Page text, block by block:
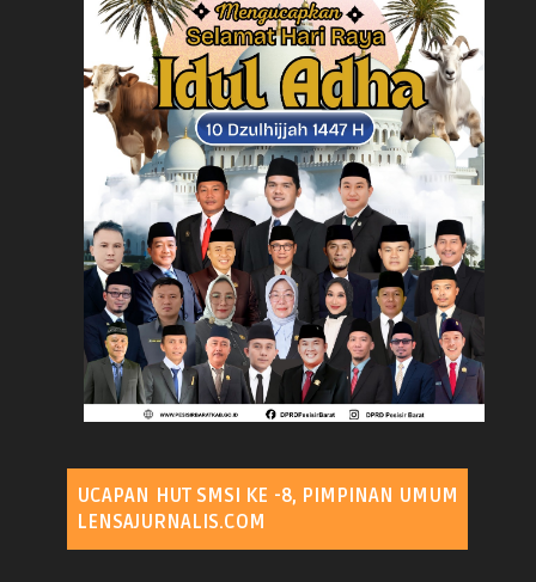
UCAPAN HUT SMSI KE -8, PIMPINAN UMUM
LENSAJURNALIS.COM